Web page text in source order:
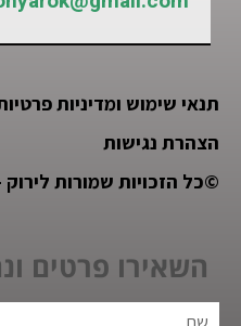
תנאי שימוש ומדיניות
הצהרת נגישות
©כל הזכויות שמורות
השאירו פרטים